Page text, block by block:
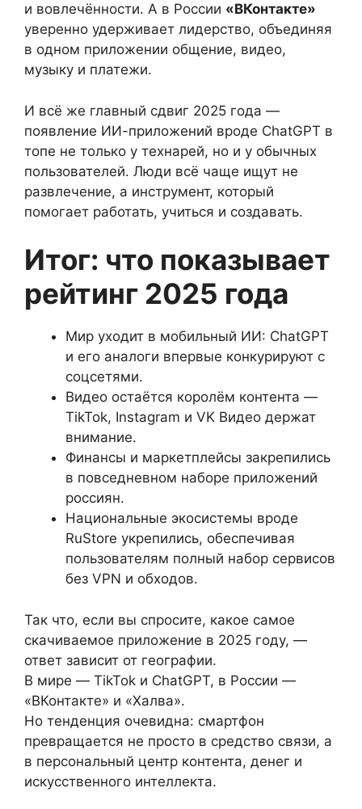
и вовлечённости. А в России «ВКонтакте»
уверенно удерживает лидерство, объединяя
в одном приложении общение, видео,
музыку и платежи.
И всё же главный сдвиг 2025 года —
появление ИИ-приложений вроде ChatGPT в
топе не только у технарей, но и у обычных
пользователей. Люди всё чаще ищут не
развлечение, а инструмент, который
помогает работать, учиться и создавать.
Итог: что показывает
рейтинг 2025 года
Мир уходит в мобильный ИИ: ChatGPT
и его аналоги впервые конкурируют с
соцсетями.
Видео остаётся королём контента —
TikTok, Instagram и VK Видео держат
внимание.
Финансы и маркетплейсы закрепились
в повседневном наборе приложений
россиян.
Национальные экосистемы вроде
RuStore укрепились, обеспечивая
пользователям полный набор сервисов
без VPN и обходов.
Так что, если вы спросите, какое самое
скачиваемое приложение в 2025 году, —
ответ зависит от географии.
В мире — TikTok и ChatGPT, в России —
«ВКонтакте» и «Халва».
Но тенденция очевидна: смартфон
превращается не просто в средство связи, а
в персональный центр контента, денег и
искусственного интеллекта.